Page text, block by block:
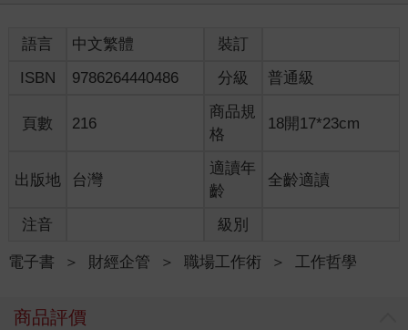
全國的英語學習產品研發……。說實話，我還沒完全摸清這個產
直到二O一五年，我接受俞敏洪老師的投資，決心出來創業，把
很多事情是需要勇氣才能成功
總的來說，我的職場經歷就是這樣兜兜轉轉，雖然沒有什麼特別
亮眼的成績，但心得感想頗多。一直認為自己是個比較聰明的
人，所以無論學習還是工作，我總是能夠順利完成。加上生性藏
不住事，習慣路見不平，總愛掀桌子。若幸運掀對了，本人沾沾
自喜；若可惜掀錯了，我也不會害羞，總會立刻道歉。總之，風
趕緊完成任務，下班後各自快活。我看不慣動作慢吞吞的的人，
能做起來的，此外也需要智慧，所以，我終於理解那些總在內耗
語言 中文繁體
裝訂
ISBN
9786264440486 分級 普通級
頁數 216
商品規
格
18開17*23cm
出版地 台灣
適讀年
齡
全齡適讀
注音 級別
電子書 ＞ 財經企管 ＞ 職場工作術 ＞ 工作哲學
商品評價